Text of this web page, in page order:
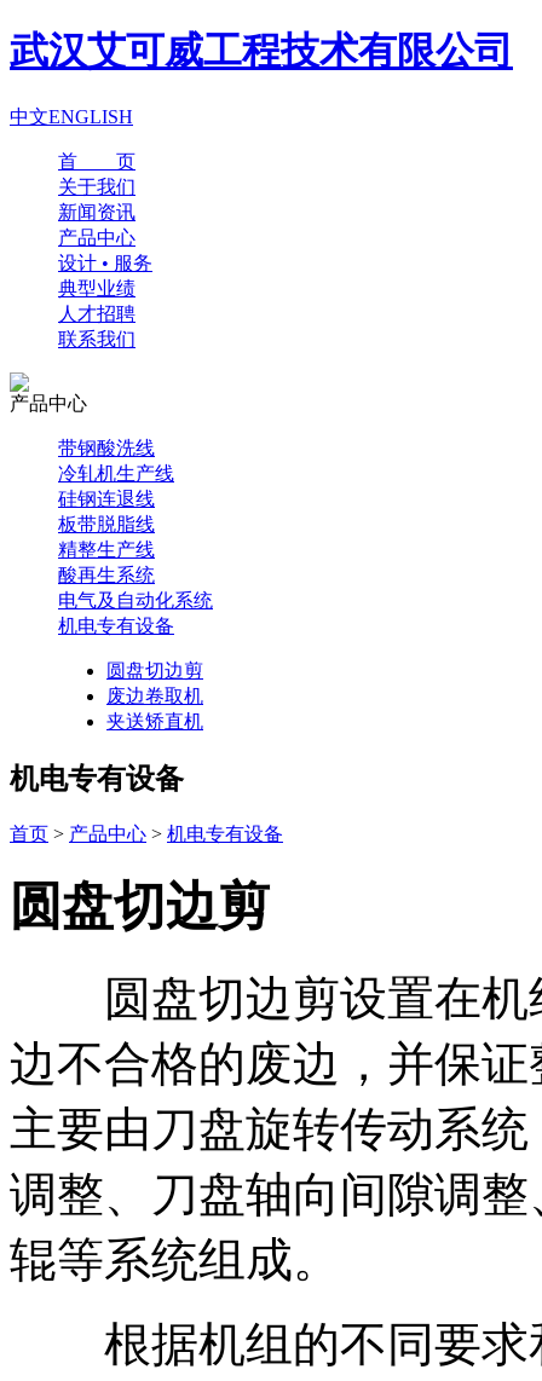
武汉艾可威工程技术有限公司
中文ENGLISH
首 页
关于我们
新闻资讯
产品中心
设计 • 服务
典型业绩
人才招聘
联系我们
产品中心
带钢酸洗线
冷轧机生产线
硅钢连退线
板带脱脂线
精整生产线
酸再生系统
电气及自动化系统
机电专有设备
圆盘切边剪
废边卷取机
夹送矫直机
机电专有设备
首页 > 产品中心 > 机电专有设备
圆盘切边剪
圆盘切边剪设置在机
边不合格的废边，并保
主要由刀盘旋转传动系
调整、刀盘轴向间隙调
辊等系统组成。
根据机组的不同要求